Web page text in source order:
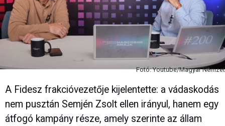
Fotó: Youtube/Magyar Nemzet
A Fidesz frakcióvezetője kijelentette: a vádaskodás
nem pusztán Semjén Zsolt ellen irányul, hanem egy
átfogó kampány része, amely szerinte az állam